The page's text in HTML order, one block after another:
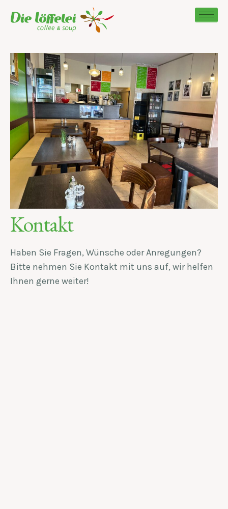
Kontakt
Haben Sie Fragen, Wünsche oder Anregungen?
Bitte nehmen Sie Kontakt mit uns auf, wir helfen
Ihnen gerne weiter!